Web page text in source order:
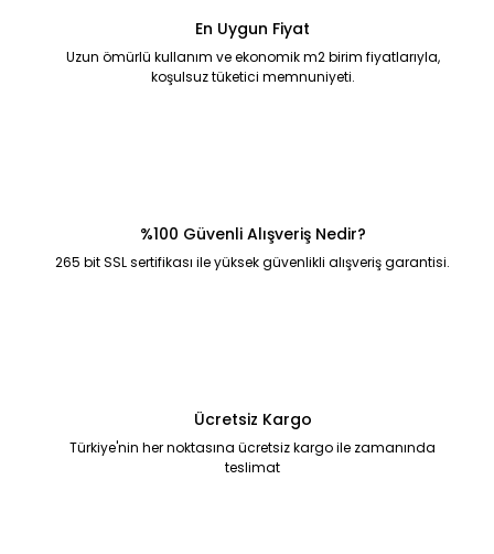
En Uygun Fiyat
Uzun ömürlü kullanım ve ekonomik m2 birim fiyatlarıyla,
koşulsuz tüketici memnuniyeti.
%100 Güvenli Alışveriş Nedir?
265 bit SSL sertifikası ile yüksek güvenlikli alışveriş garantisi.
Ücretsiz Kargo
Türkiye'nin her noktasına ücretsiz kargo ile zamanında
teslimat